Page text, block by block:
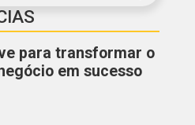
para transformar o
em sucesso